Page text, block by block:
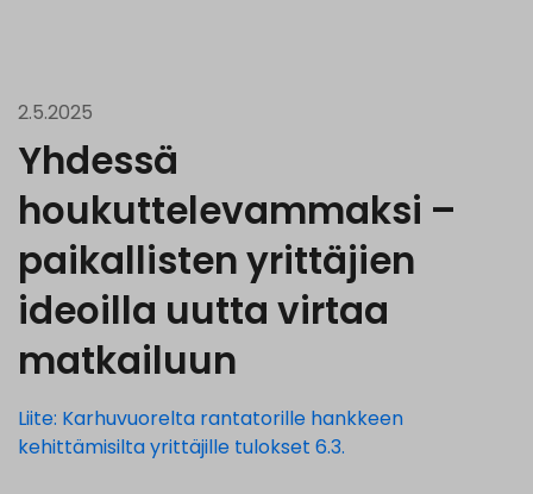
2.5.2025
Yhdessä
houkuttelevammaksi –
paikallisten yrittäjien
ideoilla uutta virtaa
matkailuun
Liite: Karhuvuorelta rantatorille hankkeen
kehittämisilta yrittäjille tulokset 6.3.